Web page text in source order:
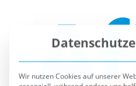
Wir nutzen Cookies auf unserer
Erfahrung zu verbessern.